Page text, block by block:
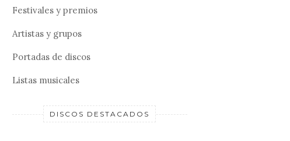
Festivales y premios
Artistas y grupos
Portadas de discos
Listas musicales
DISCOS DESTACADOS